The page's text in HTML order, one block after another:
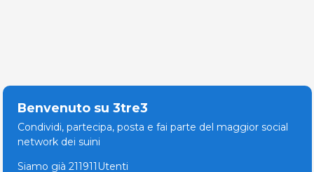
Benvenuto su 3tre3
Condividi, partecipa, posta e fai parte del maggior social
network dei suini
Siamo già 211911Utenti